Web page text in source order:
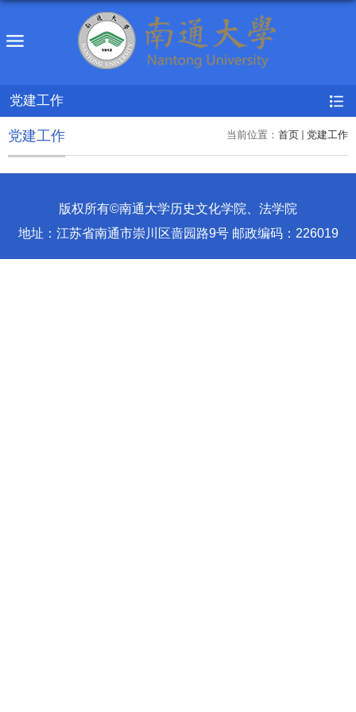
党建工作
当前位置： 首页 党建工作
党建工作
版权所有©南通大学历史文化学院、法学院
地址：江苏省南通市崇川区啬园路9号 邮政编码：226019